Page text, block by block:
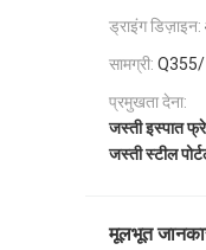
ड्राइंग डिज़ाइन:
सामग्री:
प्रमुखता देना:
जस्ती इस्पात
जस्ती स्टील
मूलभूत